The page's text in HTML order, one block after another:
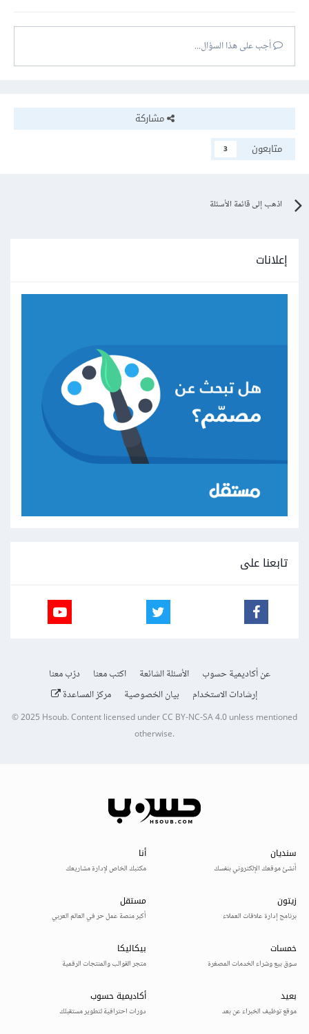
أجب على هذا السؤال...
مشاركة
متابعون
3
اذهب إلى قائمة الأسئلة
إعلانات
تابعنا على
عن أكاديمية حسوب الأسئلة الشائعة اكتب معنا
درّب معنا
إرشادات الاستخدام
بيان الخصوصية مركز المساعدة
© 2025Hsoub.Content licensed underCC BY-NC-SA 4.0unless mentioned
otherwise.